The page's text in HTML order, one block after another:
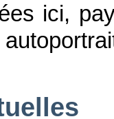
ici,